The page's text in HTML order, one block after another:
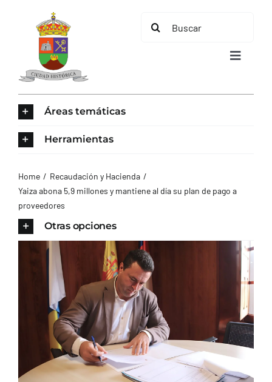
contenido
Buscar:
Toggle
AYUNTAMIENTO
TURISMO
CONTACTO
Áreas temáticas
Herramientas
Home
Recaudación y Hacienda
Yaiza abona 5,9 millones y mantiene al día su plan de pago a
proveedores
Otras opciones